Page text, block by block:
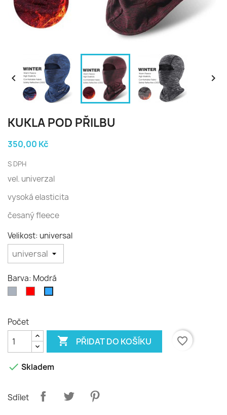
 
KUKLA POD PŘILBU
350,00 Kč
S DPH
vel. univerzal
vysoká elasticita
česaný fleece
Velikost: universal
Barva: Modrá
Počet
 PŘIDAT DO KOŠÍKU favorite_border
 Skladem
Sdílet